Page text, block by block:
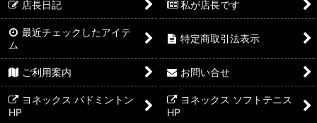
ウィメンズゲームシャツ
ジュニアゲームウェア（120-150サイズ）
ユニゲームパンツ
ウィメンズゲームパンツ
店長日記 私が店長です
最近チェックしたアイテ
ム
特定商取引法表示
ご利用案内 お問い合せ
ヨネックス バドミントン
HP
ヨネックス ソフトテニス
HP